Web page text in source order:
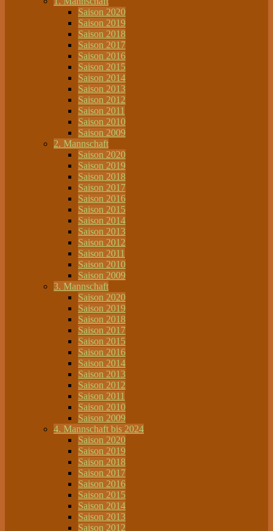
Saison 2020
Saison 2019
Saison 2018
Saison 2017
Saison 2016
Saison 2015
Saison 2014
Saison 2013
Saison 2012
Saison 2011
Saison 2010
Saison 2009
2. Mannschaft
Saison 2020
Saison 2019
Saison 2018
Saison 2017
Saison 2016
Saison 2015
Saison 2014
Saison 2013
Saison 2012
Saison 2011
Saison 2010
Saison 2009
3. Mannschaft
Saison 2020
Saison 2019
Saison 2018
Saison 2017
Saison 2015
Saison 2016
Saison 2014
Saison 2013
Saison 2012
Saison 2011
Saison 2010
Saison 2009
4. Mannschaft bis 2024
Saison 2020
Saison 2019
Saison 2018
Saison 2017
Saison 2016
Saison 2015
Saison 2014
Saison 2013
Saison 2012